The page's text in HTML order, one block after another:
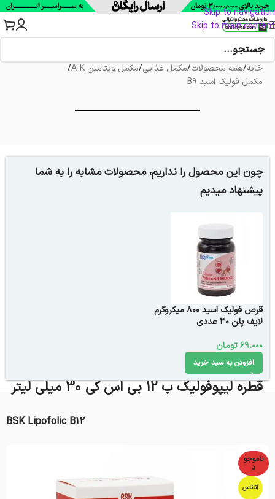
Skip to navigation
Skip to main content
خانه/همه محصولات/مکمل غذایی/مکمل ویتامین A-K
/
مکمل فولیک اسید B9
چون این محصول را نداریم، محصولات مشابه را به شما
پیشنهاد میدیم
قرص فولیک اسید 800 میکروگرم
لایف پلن 30 عددی
69.000تومان
افزودن به سبد خرید
قطره لیپوفولیک ب 12 بی اس کی 30 میلی لیتر
BSK Lipofolic B12
ناموجو
د
آناناس